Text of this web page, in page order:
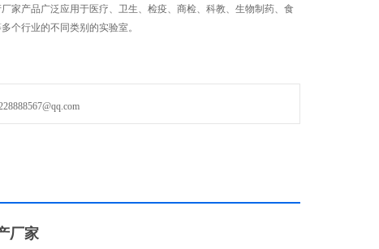
家产品广泛应用于医疗、卫生、检疫、商检、科教、生物制药、食
个行业的不同类别的实验室。
厂家